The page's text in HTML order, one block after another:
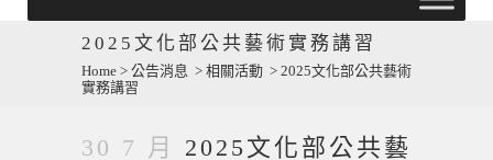
2025文化部公共藝術實務講習
Home > 公告消息 > 相關活動 > 2025文化部公共藝術
實務講習
30 7 月
2025文化部公共藝